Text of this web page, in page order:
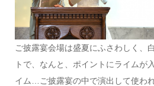
ご披露宴会場は盛夏にふさわしく、
トで、なんと、ポイントにライムが
イム…ご披露宴の中で演出して使われ